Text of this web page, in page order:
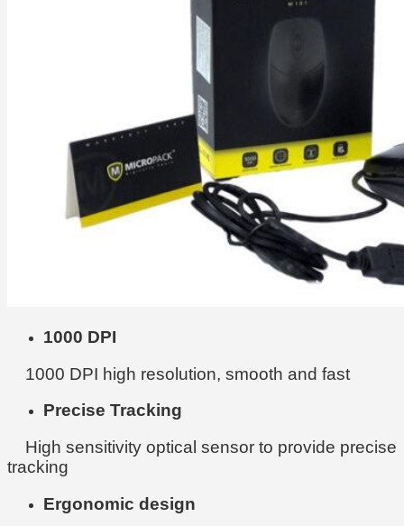
1000 DPI
1000 DPI high resolution, smooth and fast
Precise Tracking
High sensitivity optical sensor to provide precise
tracking
Ergonomic design